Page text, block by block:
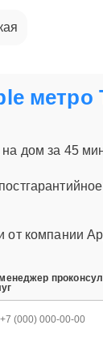
метро
дом за 45
от компании